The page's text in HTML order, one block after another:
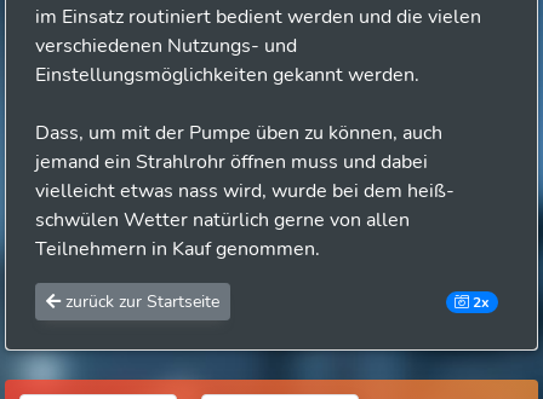
im Einsatz routiniert bedient werden und die vielen
verschiedenen Nutzungs- und
Einstellungsmöglichkeiten gekannt werden.
Dass, um mit der Pumpe üben zu können, auch
jemand ein Strahlrohr öffnen muss und dabei
vielleicht etwas nass wird, wurde bei dem heiß-
schwülen Wetter natürlich gerne von allen
Teilnehmern in Kauf genommen.
zurück zur Startseite 2x